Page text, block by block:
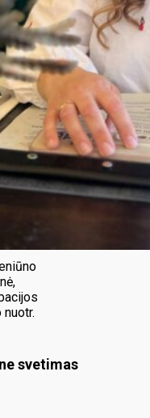
svetimas